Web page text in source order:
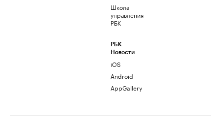
Школа
управления
РБК
РБК
Новости
iOS
Android
AppGallery